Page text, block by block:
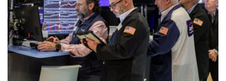
• น่าสนใจ
• ข่าวอัพเดต
• เศรษฐกิจ-ธุรกิจ
สังคม-โซเชียล